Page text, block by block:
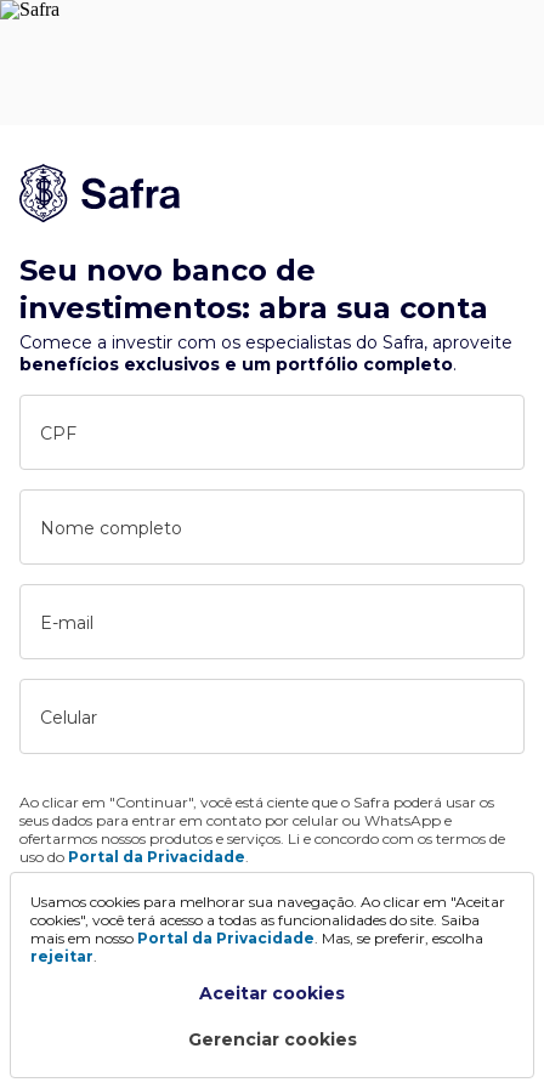
Seu novo banco de
investimentos: abra sua conta
Comece a investir com os especialistas do Safra, aproveite
benefícios exclusivos e um portfólio completo.
CPF
Nome completo
E-mail
Celular
Ao clicar em "Continuar", você está ciente que o Safra poderá usar os
seus dados para entrar em contato por celular ou WhatsApp e
ofertarmos nossos produtos e serviços. Li e concordo com os termos de
uso do Portal da Privacidade.
Continuar
Usamos cookies para melhorar sua navegação. Ao clicar em "Aceitar
cookies", você terá acesso a todas as funcionalidades do site. Saiba
mais em nosso Portal da Privacidade. Mas, se preferir, escolha
rejeitar.
Aceitar cookies
Gerenciar cookies